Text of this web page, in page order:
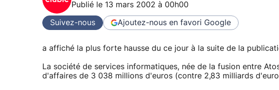
Publié le 13 mars 2002 à 00h00
Suivez-nous Ajoutez-nous en favori Google
a affiché la plus forte hausse du ce jour à la suite de la
La société de services informatiques, née de la fusion entre
d'affaires de 3 038 millions d'euros (contre 2,83 milliards